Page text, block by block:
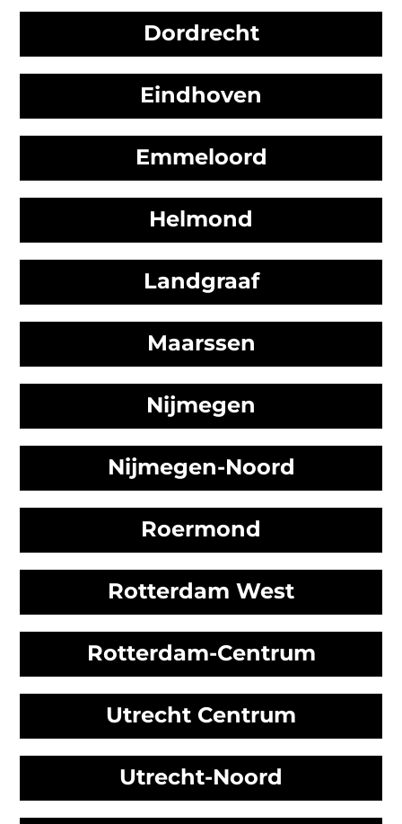
Dordrecht
Eindhoven
Emmeloord
Helmond
Landgraaf
Maarssen
Nijmegen
Nijmegen-Noord
Roermond
Rotterdam West
Rotterdam-Centrum
Utrecht Centrum
Utrecht-Noord